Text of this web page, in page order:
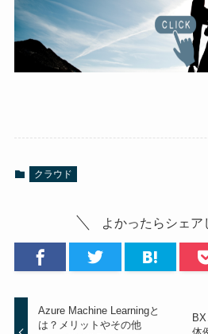
クラウド
よかったらシェア
Azure Machine Learningと
は？メリットやその他